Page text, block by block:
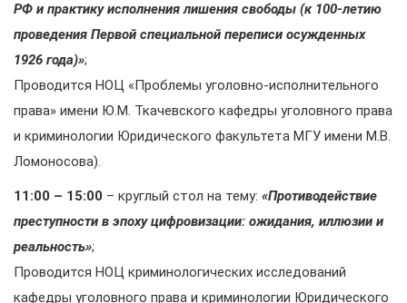
РФ и практику исполнения лишения свободы (к 100-летию
проведения Первой специальной переписи осужденных
1926 года)»;
Проводится НОЦ «Проблемы уголовно-исполнительного
права» имени Ю.М. Ткачевского кафедры уголовного права
и криминологии Юридического факультета МГУ имени М.В.
Ломоносова).
11:00 – 15:00 – круглый стол на тему: «Противодействие
преступности в эпоху цифровизации: ожидания, иллюзии и
реальность»;
Проводится НОЦ криминологических исследований
кафедры уголовного права и криминологии Юридического